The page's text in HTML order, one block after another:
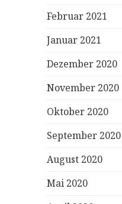
Februar 2021
Januar 2021
Dezember 2020
November 2020
Oktober 2020
September 2020
August 2020
Mai 2020